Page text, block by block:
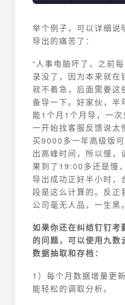
举个例子，可以详细说
导出的痛苦了：
“人事电脑坏了，之前
录没了，因为本来就在
就不着急，后面需要这
备导一下。好家伙，半
能1个月1个月导，一次
一开始找客服反馈说太
买9000多一年高级版
出高峰时间，所以慢，
果到了19:00多还是慢
导出成功正好半小时，
段是这么计算的。反正
公司毫无人品，一生黑
如果你还在纠结钉钉考
的问题，可以使用九数
数据抽取和存档：
1）每个月数据增量更
能轻松的调取分析。